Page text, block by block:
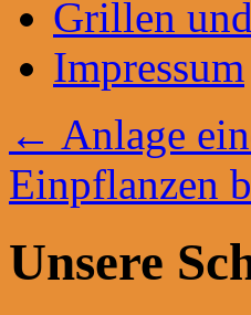
Grillen
Impressum
← Anlage
Einpflanzen
Unsere